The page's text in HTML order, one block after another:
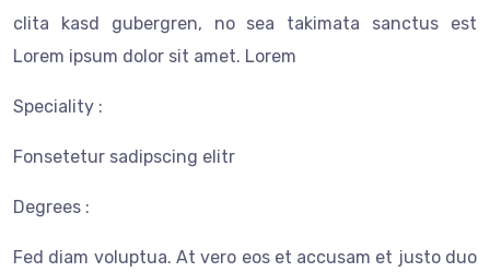
clita kasd gubergren, no sea takimata sanctus est
Lorem ipsum dolor sit amet. Lorem
Speciality :
Fonsetetur sadipscing elitr
Degrees :
Fed diam voluptua. At vero eos et accusam et justo duo